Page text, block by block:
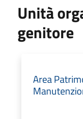
Unità
genitore
Area